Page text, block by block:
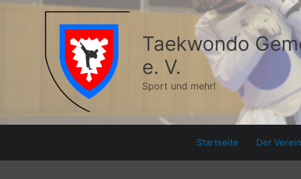
Zum
Taekwondo
e. V.
Sport und mehr!
Startseite Der Verein